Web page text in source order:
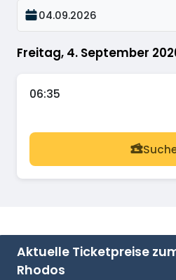
Freitag, 4. September
04.09.2026
06:35
Aktuelle Ticketpreise
Rhodos